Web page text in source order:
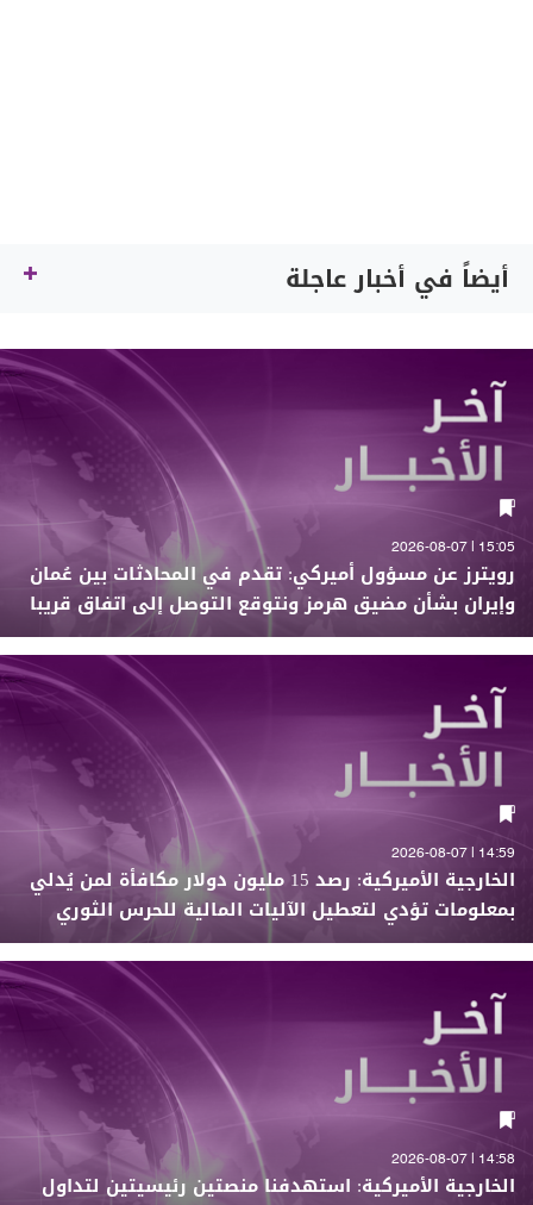
أيضاً في أخبار عاجلة
15:05 | 2026-08-07
رويترز عن مسؤول أميركي: تقدم في المحادثات بين عُمان
وإيران بشأن مضيق هرمز ونتوقع التوصل إلى اتفاق قريبا
14:59 | 2026-08-07
الخارجية الأميركية: رصد 15 مليون دولار مكافأة لمن يُدلي
بمعلومات تؤدي لتعطيل الآليات المالية للحرس الثوري
14:58 | 2026-08-07
الخارجية الأميركية: استهدفنا منصتين رئيسيتين لتداول